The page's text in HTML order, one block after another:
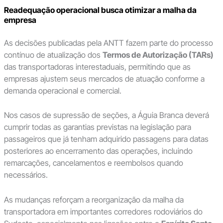
Readequação operacional busca otimizar a malha da
empresa
As decisões publicadas pela ANTT fazem parte do processo
contínuo de atualização dos Termos de Autorização (TARs)
das transportadoras interestaduais, permitindo que as
empresas ajustem seus mercados de atuação conforme a
demanda operacional e comercial.
Nos casos de supressão de seções, a Águia Branca deverá
cumprir todas as garantias previstas na legislação para
passageiros que já tenham adquirido passagens para datas
posteriores ao encerramento das operações, incluindo
remarcações, cancelamentos e reembolsos quando
necessários.
As mudanças reforçam a reorganização da malha da
transportadora em importantes corredores rodoviários do